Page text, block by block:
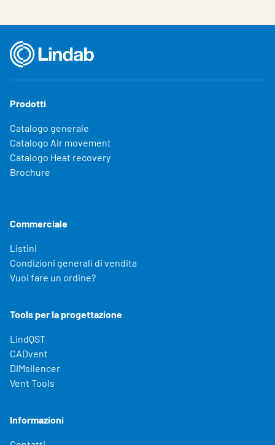
Prodotti
Catalogo generale
Catalogo Air movement
Catalogo Heat recovery
Brochure
Commerciale
Listini
Condizioni generali di vendita
Vuoi fare un ordine?
Tools per la progettazione
LindQST
CADvent
DIMsilencer
Vent Tools
Informazioni